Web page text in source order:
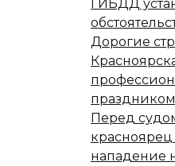
ГИБДД
Дорогие
Перед
красноярец
нападение